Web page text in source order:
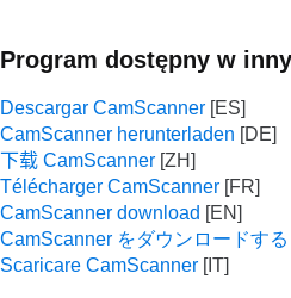
Program dostępny w
Descargar CamScanner
CamScanner herunterladen
下载 CamScanner
Télécharger CamScanner
CamScanner download
CamScanner をダウンロードする
Scaricare CamScanner